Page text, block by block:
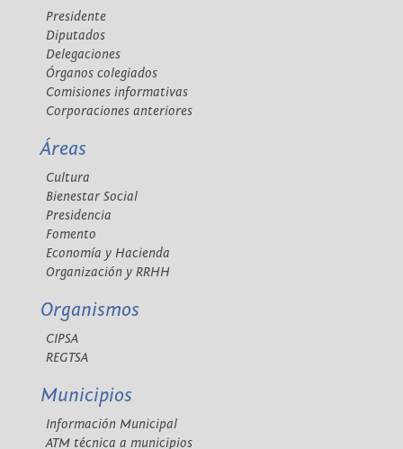
Presidente
Diputados
Delegaciones
Órganos colegiados
Comisiones informativas
Corporaciones anteriores
Áreas
Cultura
Bienestar Social
Presidencia
Fomento
Economía y Hacienda
Organización y RRHH
Organismos
CIPSA
REGTSA
Municipios
Información Municipal
ATM técnica a municipios